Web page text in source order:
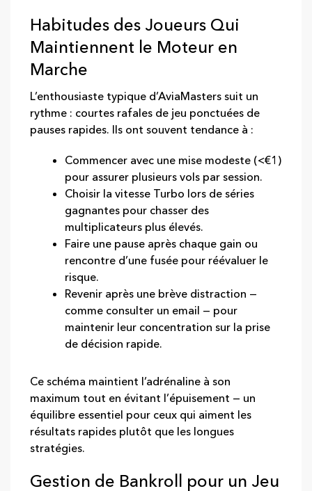
Habitudes des Joueurs Qui
Maintiennent le Moteur en
Marche
L’enthousiaste typique d’AviaMasters suit un
rythme : courtes rafales de jeu ponctuées de
pauses rapides. Ils ont souvent tendance à :
Commencer avec une mise modeste (<€1)
pour assurer plusieurs vols par session.
Choisir la vitesse Turbo lors de séries
gagnantes pour chasser des
multiplicateurs plus élevés.
Faire une pause après chaque gain ou
rencontre d’une fusée pour réévaluer le
risque.
Revenir après une brève distraction —
comme consulter un email — pour
maintenir leur concentration sur la prise
de décision rapide.
Ce schéma maintient l’adrénaline à son
maximum tout en évitant l’épuisement — un
équilibre essentiel pour ceux qui aiment les
résultats rapides plutôt que les longues
stratégies.
Gestion de Bankroll pour un Jeu